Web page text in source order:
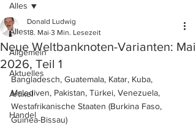
Alles
Allgemein
Aktuelles
Artikel
Handel
Alles
Neue Weltbanknoten-Varianten: Mai
2026, Teil 1
Donald Ludwig
18. Mai 3 Min. Lesezeit
Bangladesch, Guatemala, Katar, Kuba,
Malediven, Pakistan, Türkei, Venezuela,
Westafrikanische Staaten (Burkina Faso,
Guinea-Bissau)